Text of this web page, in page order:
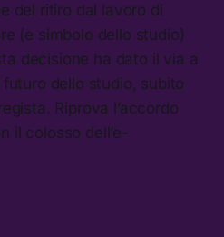
del ritiro dal lavoro di
(e simbolo dello studio)
decisione ha dato il via a
dello studio, subito
Riprova l’accordo
il colosso dell’e-